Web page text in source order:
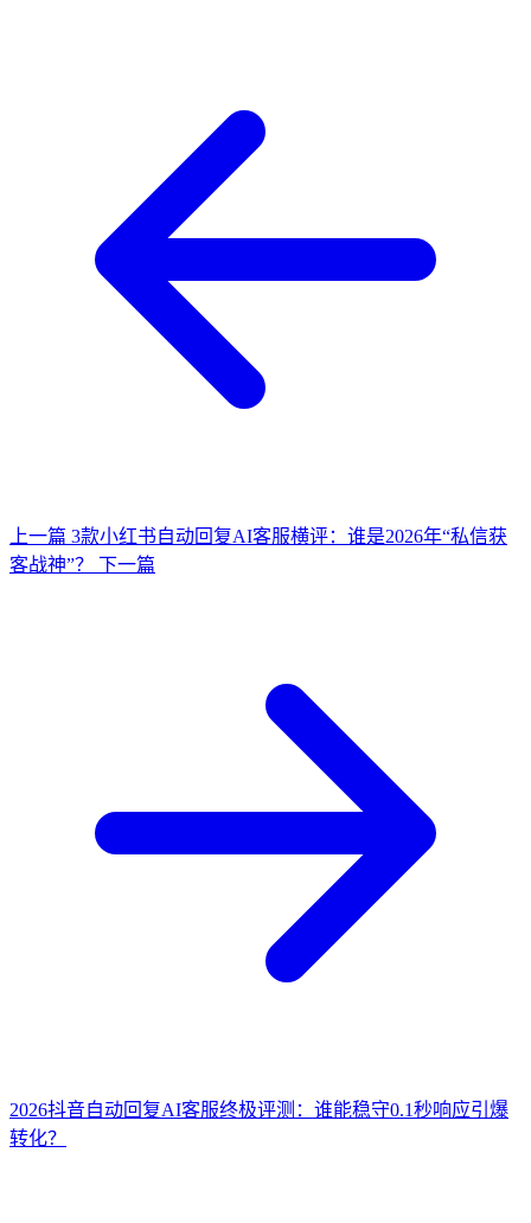
上一篇 3款小红书自动回复AI客服横评：谁是2026年“私信获
客战神”？
下一篇
2026抖音自动回复AI客服终极评测：谁能稳守0.1秒响应引爆
转化？